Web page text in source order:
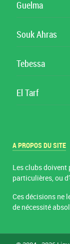
Guelma
Souk Ahras
Tebessa
El Tarf
A PROPOS DU SITE
Les clubs doivent
particulières, ou
Ces décisions ne
de nécessité